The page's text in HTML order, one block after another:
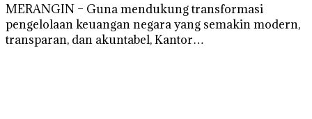
MERANGIN – Guna mendukung transformasi
pengelolaan keuangan negara yang semakin modern,
transparan, dan akuntabel, Kantor…